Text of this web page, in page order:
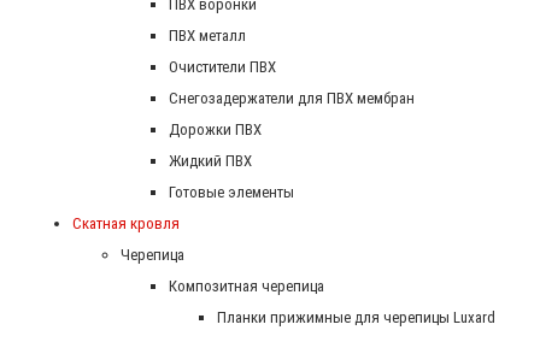
ПВХ воронки
ПВХ металл
Очистители ПВХ
Снегозадержатели для ПВХ мембран
Дорожки ПВХ
Жидкий ПВХ
Готовые элементы
Скатная кровля
Черепица
Композитная черепица
Планки прижимные для черепицы Luxard